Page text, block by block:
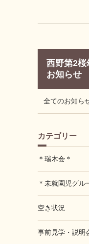
西野第2桜
お知らせ
全てのお知ら
カテゴリー
＊瑞木会＊
＊未就園児グル
空き状況
事前見学・説明